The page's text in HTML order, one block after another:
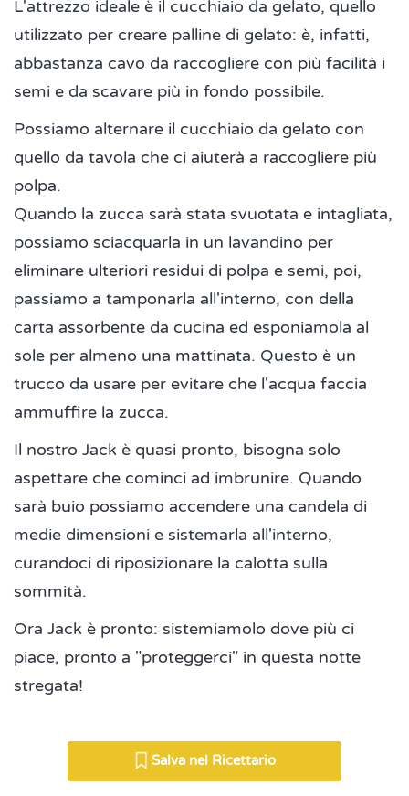
L'attrezzo ideale è il cucchiaio da gelato, quello
utilizzato per creare palline di gelato: è, infatti,
abbastanza cavo da raccogliere con più facilità i
semi e da scavare più in fondo possibile.
Possiamo alternare il cucchiaio da gelato con
quello da tavola che ci aiuterà a raccogliere più
polpa.
Quando la zucca sarà stata svuotata e intagliata,
possiamo sciacquarla in un lavandino per
eliminare ulteriori residui di polpa e semi, poi,
passiamo a tamponarla all'interno, con della
carta assorbente da cucina ed esponiamola al
sole per almeno una mattinata. Questo è un
trucco da usare per evitare che l'acqua faccia
ammuffire la zucca.
Il nostro Jack è quasi pronto, bisogna solo
aspettare che cominci ad imbrunire. Quando
sarà buio possiamo accendere una candela di
medie dimensioni e sistemarla all'interno,
curandoci di riposizionare la calotta sulla
sommità.
Ora Jack è pronto: sistemiamolo dove più ci
piace, pronto a "proteggerci" in questa notte
stregata!
Salva nel Ricettario